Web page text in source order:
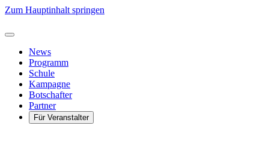
Zum Hauptinhalt springen
News
Programm
Schule
Kampagne
Botschafter
Partner
Für Veranstalter